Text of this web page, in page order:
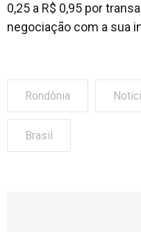
0,25 a R$ 0,95 por
negociação com a sua
Rondônia
Brasil